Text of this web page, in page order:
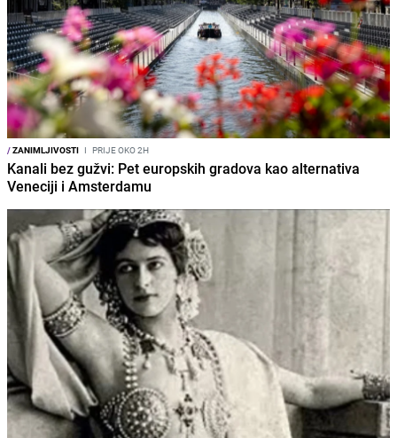
/ZANIMLJIVOSTI I PRIJE OKO 2H
Kanali bez gužvi: Pet europskih gradova kao alternativa
Veneciji i Amsterdamu